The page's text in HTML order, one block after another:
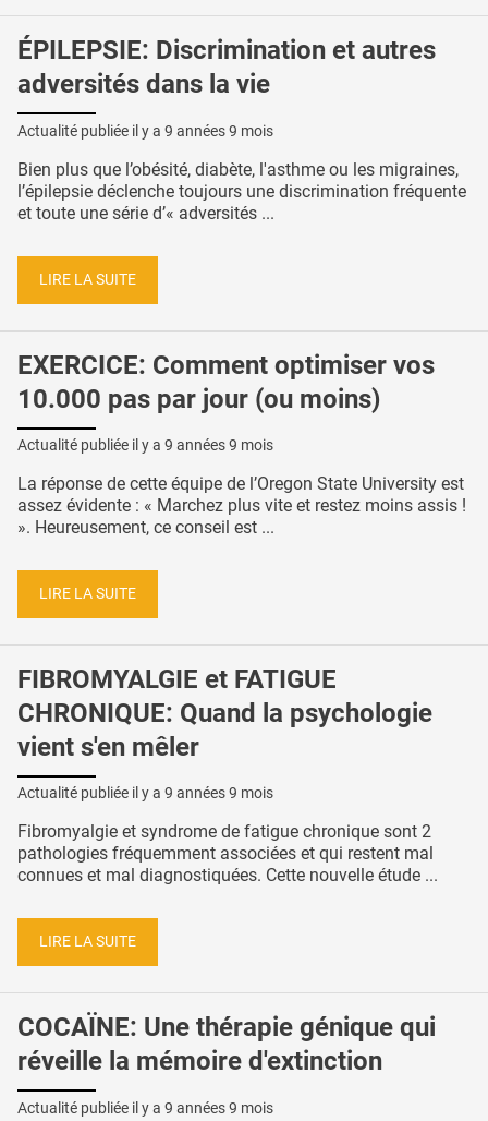
ÉPILEPSIE: Discrimination et autres
adversités dans la vie
Actualité publiée il y a 9 années 9 mois
Bien plus que l’obésité, diabète, l'asthme ou les migraines,
l’épilepsie déclenche toujours une discrimination fréquente
et toute une série d’« adversités ...
LIRE LA SUITE
EXERCICE: Comment optimiser vos
10.000 pas par jour (ou moins)
Actualité publiée il y a 9 années 9 mois
La réponse de cette équipe de l’Oregon State University est
assez évidente : « Marchez plus vite et restez moins assis !
». Heureusement, ce conseil est ...
LIRE LA SUITE
FIBROMYALGIE et FATIGUE
CHRONIQUE: Quand la psychologie
vient s'en mêler
Actualité publiée il y a 9 années 9 mois
Fibromyalgie et syndrome de fatigue chronique sont 2
pathologies fréquemment associées et qui restent mal
connues et mal diagnostiquées. Cette nouvelle étude ...
LIRE LA SUITE
COCAÏNE: Une thérapie génique qui
réveille la mémoire d'extinction
Actualité publiée il y a 9 années 9 mois